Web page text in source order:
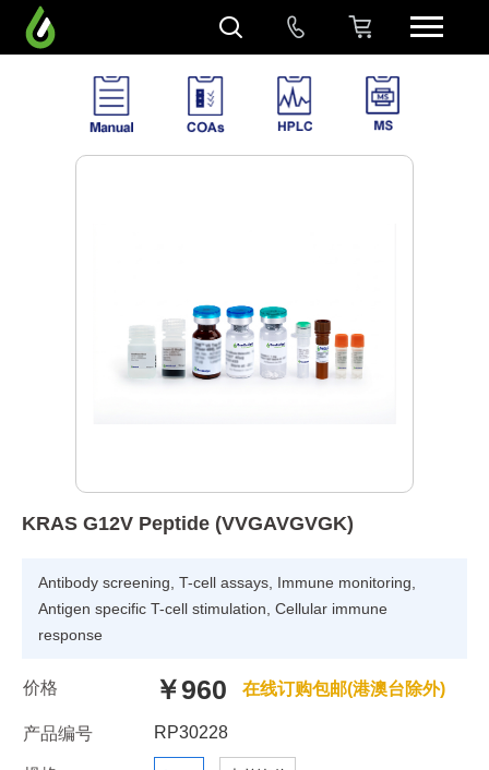
KRAS G12V Peptide (VVGAVGVGK)
Antibody screening, T-cell assays, Immune monitoring,
Antigen specific T-cell stimulation, Cellular immune
response
价格 ￥960 在线订购包邮(港澳台除外)
产品编号 RP30228